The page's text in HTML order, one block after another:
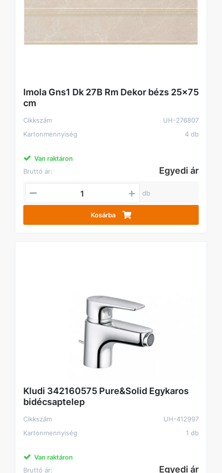
Imola Gns1 Dk 27B Rm Dekor bézs 25x75
cm
Cikkszám
UH-276807
Kartonmennyiség
4 db
Van raktáron
Bruttó ár:
Egyedi ár
db
Kosárba
Kludi 342160575 Pure&Solid Egykaros
bidécsaptelep
Cikkszám
UH-412997
Kartonmennyiség
1 db
Van raktáron
Bruttó ár:
Egyedi ár